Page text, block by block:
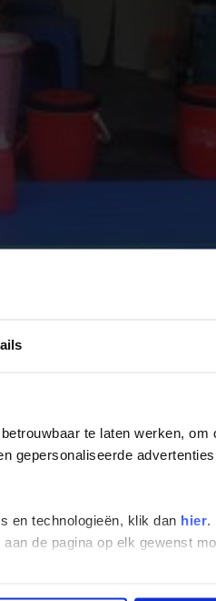
te laten werken, om
gepersonaliseerde
en technologieën, klik dan hier.
de pagina op elk gewenst